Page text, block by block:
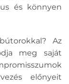
és könnyen
Az
meg saját
előnyeit